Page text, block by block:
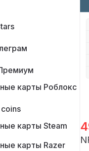
карты Роблокс
карты Steam
карты Razer